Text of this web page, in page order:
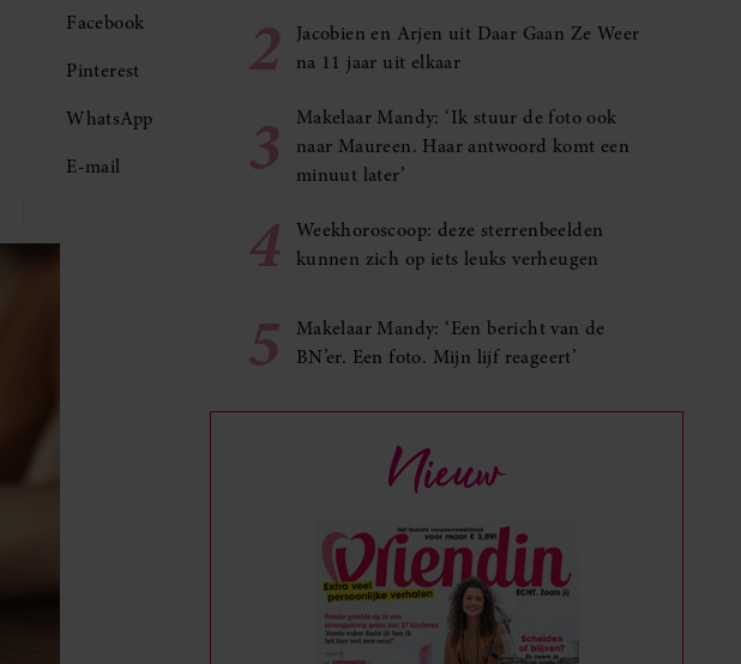
Facebook
Pinterest
WhatsApp
E-mail
2
Jacobien en Arjen uit Daar Gaan Ze Weer
na 11 jaar uit elkaar
3
Makelaar Mandy: ‘Ik stuur de foto ook
naar Maureen. Haar antwoord komt een
minuut later’
4
Weekhoroscoop: deze sterrenbeelden
kunnen zich op iets leuks verheugen
5
Makelaar Mandy: ‘Een bericht van de
BN’er. Een foto. Mijn lijf reageert’
Nieuw